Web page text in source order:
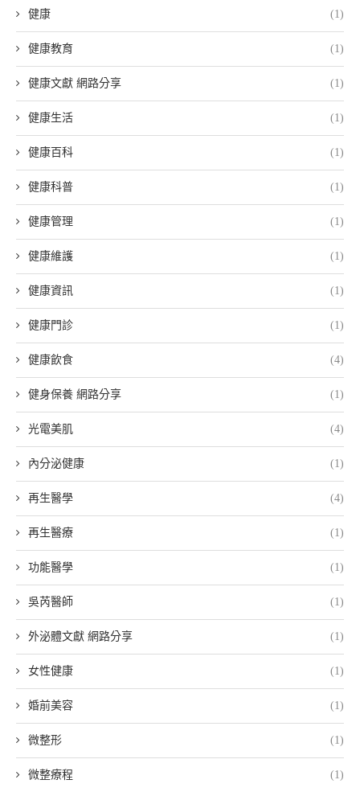
健康 (1)
健康教育 (1)
健康文獻 網路分享 (1)
健康生活 (1)
健康百科 (1)
健康科普 (1)
健康管理 (1)
健康維護 (1)
健康資訊 (1)
健康門診 (1)
健康飲食 (4)
健身保養 網路分享 (1)
光電美肌 (4)
內分泌健康 (1)
再生醫學 (4)
再生醫療 (1)
功能醫學 (1)
吳芮醫師 (1)
外泌體文獻 網路分享 (1)
女性健康 (1)
婚前美容 (1)
微整形 (1)
微整療程 (1)